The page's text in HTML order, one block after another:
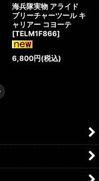
海兵隊実物 アライド
ブリーチャーツール キ
ャリアー コヨーテ
[TELM1F866]
6,800円(税込)